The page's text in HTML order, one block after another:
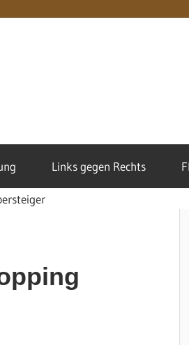
Links gegen Rechts